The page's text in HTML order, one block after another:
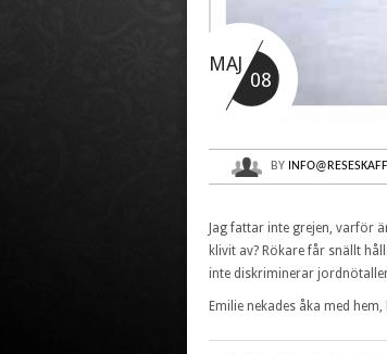
MAJ
08
BY
Jag fattar inte grejen, varför
klivit av? Rökare får snällt
inte diskriminerar
Emilie nekades åka med